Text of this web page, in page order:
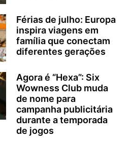
Férias de julho: Europa
inspira viagens em
família que conectam
diferentes gerações
Agora é “Hexa”: Six
Wowness Club muda
de nome para
campanha publicitária
durante a temporada
de jogos